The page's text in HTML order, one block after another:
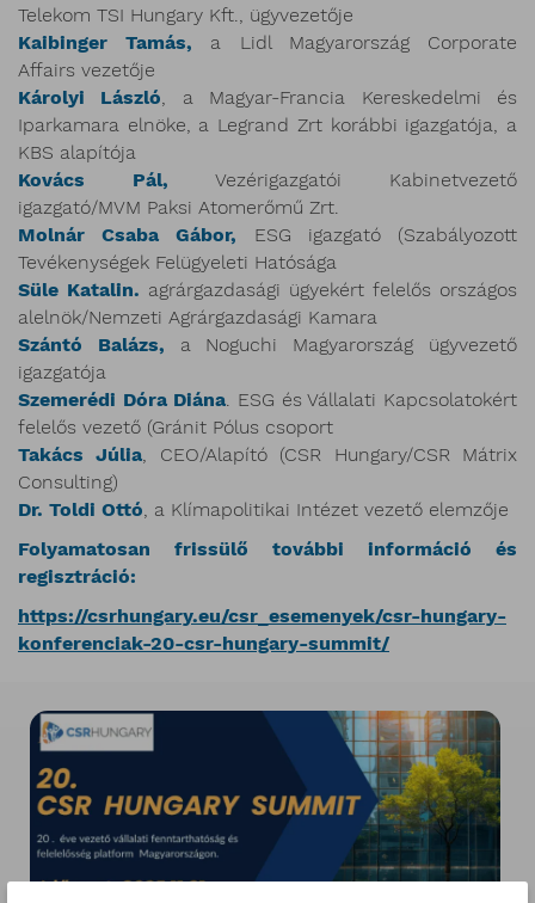
Telekom TSI Hungary Kft., ügyvezetője
Kaibinger Tamás, a Lidl Magyarország Corporate
Affairs vezetője
Károlyi László , a Magyar-Francia Kereskedelmi és
Iparkamara elnöke, a Legrand Zrt korábbi igazgatója, a
KBS alapítója
Kovács Pál,Vezérigazgatói Kabinetvezető
igazgató/MVM Paksi Atomerőmű Zrt.
Molnár Csaba Gábor, ESG igazgató (Szabályozott
Tevékenységek Felügyeleti Hatósága
Süle Katalin. agrárgazdasági ügyekért felelős országos
alelnök/Nemzeti Agrárgazdasági Kamara
Szántó Balázs, a Noguchi Magyarország ügyvezető
igazgatója
Szemerédi Dóra Diána . ESG és Vállalati Kapcsolatokért
felelős vezető (Gránit Pólus csoport
Takács Júlia , CEO/Alapító (CSR Hungary/CSR Mátrix
Consulting)
Dr. Toldi Ottó , a Klímapolitikai Intézet vezető elemzője
Folyamatosan frissülő további információ és
regisztráció:
https://csrhungary.eu/csr_esemenyek/csr-hungary-
konferenciak-20-csr-hungary-summit/